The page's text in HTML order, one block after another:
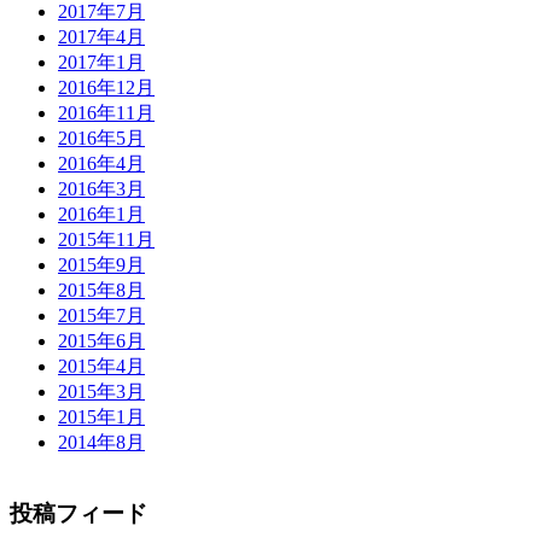
2017年7月
2017年4月
2017年1月
2016年12月
2016年11月
2016年5月
2016年4月
2016年3月
2016年1月
2015年11月
2015年9月
2015年8月
2015年7月
2015年6月
2015年4月
2015年3月
2015年1月
2014年8月
投稿フィード